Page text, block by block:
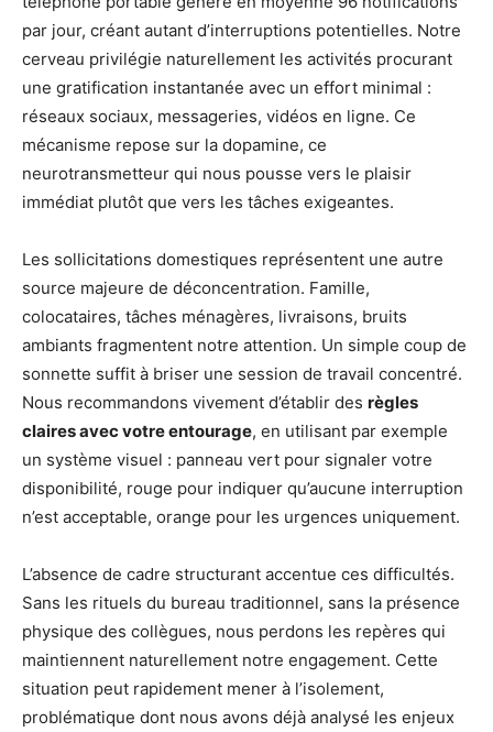
par jour, créant autant d’interruptions potentielles. Notre
cerveau privilégie naturellement les activités procurant
une gratification instantanée avec un effort minimal :
réseaux sociaux, messageries, vidéos en ligne. Ce
mécanisme repose sur la dopamine, ce
neurotransmetteur qui nous pousse vers le plaisir
immédiat plutôt que vers les tâches exigeantes.
Les sollicitations domestiques représentent une autre
source majeure de déconcentration. Famille,
colocataires, tâches ménagères, livraisons, bruits
ambiants fragmentent notre attention. Un simple coup de
sonnette suffit à briser une session de travail concentré.
Nous recommandons vivement d’établir des règles
claires avec votre entourage, en utilisant par exemple
un système visuel : panneau vert pour signaler votre
disponibilité, rouge pour indiquer qu’aucune interruption
n’est acceptable, orange pour les urgences uniquement.
L’absence de cadre structurant accentue ces difficultés.
Sans les rituels du bureau traditionnel, sans la présence
physique des collègues, nous perdons les repères qui
maintiennent naturellement notre engagement. Cette
situation peut rapidement mener à l’isolement,
problématique dont nous avons déjà analysé les enjeux